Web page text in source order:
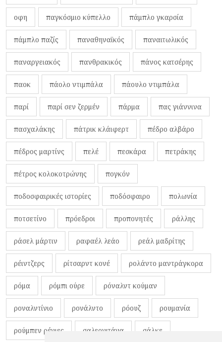
οφη παγκόσμιο κύπελλο πάμπλο γκαρσία
πάμπλο παζίς παναθηναϊκός παναιτωλικός
παναργειακός πανθρακικός πάνος κατσέρης
παοκ πάολο ντιμπάλα πάουλο ντιμπάλα
παρί παρί σεν ζερμέν πάρμα πας γιάννινα
πασχαλάκης πάτρικ κλάιφερτ πέδρο αλβάρο
πέδρος μαρτίνς πελέ πεσκάρα πετράκης
πέτρος κολοκοτρώνης πογκόν
ποδοσφαιρικές ιστορίες ποδόσφαιρο πολωνία
ποτσετίνο πρόεδροι προπονητές ράλλης
ράσελ μάρτιν ραφαέλ λεάο ρεάλ μαδρίτης
ρέιντζερς ρίτσαρντ κονέ ρολάντο μαντράγκορα
ρόμα ρόμπι ούρε ρόναλντ κούμαν
ροναλντίνιο ρονάλντο ρόουζ ρουμανία
ρούμπεν ρέγιες σαλερνιτάνα σάλκε